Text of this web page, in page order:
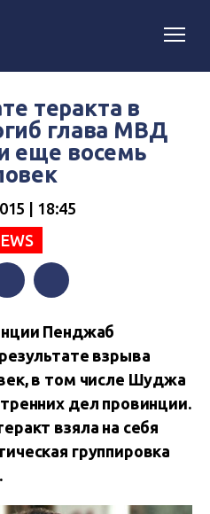
теракта в
глава МВД
еще восемь
| 18:45
Пенджаб
взрыва
в том числе Шуджа
дел провинции.
взяла на себя
группировка